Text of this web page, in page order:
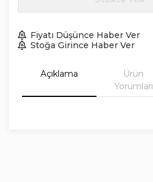
Fiyatı Düşünce Haber Ver
Stoğa Girince Haber Ver
Açıklama
Ürün
Yorumları